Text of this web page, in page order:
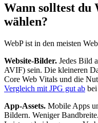
Wann solltest du
wählen?
WebP ist in den meisten
Website-Bilder. Jedes Bild
AVIF) sein. Die kleineren
Core Web Vitals und die
Vergleich mit JPG gut ab
App-Assets. Mobile Apps
Bildern. Weniger